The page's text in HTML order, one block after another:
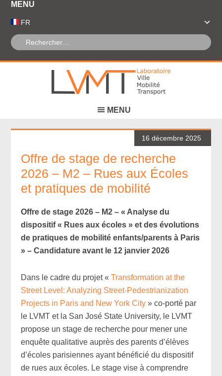
FR
16 décembre 2025
Offre de stage de recherche
2026 – M2 – Rues aux Écoles
et pratiques de mobilité
Offre de stage 2026 – M2 – « Analyse du
dispositif « Rues aux écoles » et des évolutions
de pratiques de mobilité enfants/parents à Paris
» – Candidature avant le 12 janvier 2026
Dans le cadre du projet «Transformation at the
Street Level: Analyzing Street-Pedestrianization
Projects in Paris and New York City » co-porté par
le LVMT et la San José State University, le LVMT
propose un stage de recherche pour mener une
enquête qualitative auprès des parents d’élèves
d’écoles parisiennes ayant bénéficié du dispositif
de rues aux écoles. Le stage vise à comprendre
Panneau de gestion des cookies